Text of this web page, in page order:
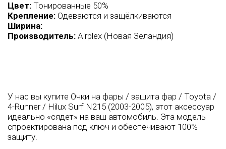
Цвет: Тонированные 50%
Крепление: Одеваются и защёлкиваются
Ширина:
Производитель: Airplex (Новая Зеландия)
У нас вы купите Очки на фары / защита фар / Toyota /
4-Runner / Hilux Surf N215 (2003-2005), этот аксессуар
идеально «сядет» на ваш автомобиль. Эта модель
спроектирована под ключ и обеспечивают 100%
защиту.